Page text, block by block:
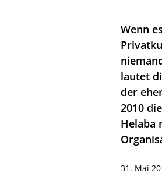
Wenn
lautet
der
2010
Helaba
31. Mai